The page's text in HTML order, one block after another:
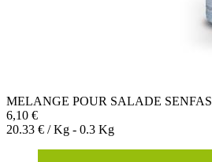
MELANGE POUR SALADE SENFAS
6,10 €
20.33 € / Kg - 0.3 Kg